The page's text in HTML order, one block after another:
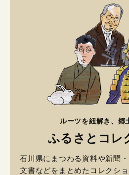
ルーツを紐解き、郷
ふるさとコレ
石川県にまつわる資料や新聞
文書などをまとめたコレクシ